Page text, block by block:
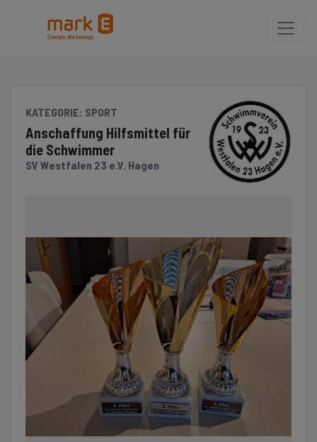
Klicken Sie, um die Navigation zu überspringen und zum Hauptteil
KATEGORIE: SPORT
Anschaffung Hilfsmittel für
die Schwimmer
SV Westfalen 23 e.V. Hagen